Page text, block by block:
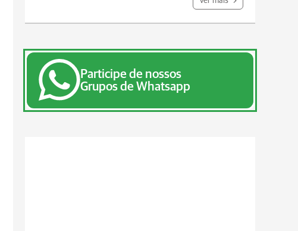
Participe de nossos
Grupos de Whatsapp